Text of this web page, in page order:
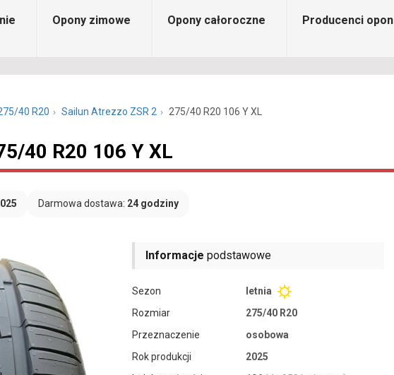
Opony zimowe Opony całoroczne Producenci opon
40 R20 Sailun Atrezzo ZSR 2 275/40 R20 106 Y XL
40 R20 106 Y XL
Darmowa dostawa: 24 godziny
Informacje podstawowe
Sezon
letnia
Rozmiar
275/40 R20
Przeznaczenie
osobowa
Rok produkcji
2025